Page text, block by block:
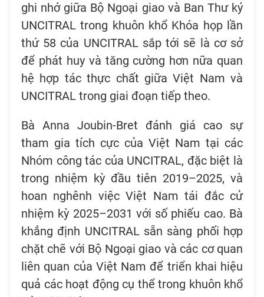
ghi nhớ giữa Bộ Ngoại giao và Ban Thư ký
UNCITRAL trong khuôn khổ Khóa họp lần
thứ 58 của UNCITRAL sắp tới sẽ là cơ sở
để phát huy và tăng cường hơn nữa quan
hệ hợp tác thực chất giữa Việt Nam và
UNCITRAL trong giai đoạn tiếp theo.
Bà Anna Joubin-Bret đánh giá cao sự
tham gia tích cực của Việt Nam tại các
Nhóm công tác của UNCITRAL, đặc biệt là
trong nhiệm kỳ đầu tiên 2019–2025, và
hoan nghênh việc Việt Nam tái đắc cử
nhiệm kỳ 2025–2031 với số phiếu cao. Bà
khẳng định UNCITRAL sẵn sàng phối hợp
chặt chẽ với Bộ Ngoại giao và các cơ quan
liên quan của Việt Nam để triển khai hiệu
quả các hoạt động cụ thể trong khuôn khổ